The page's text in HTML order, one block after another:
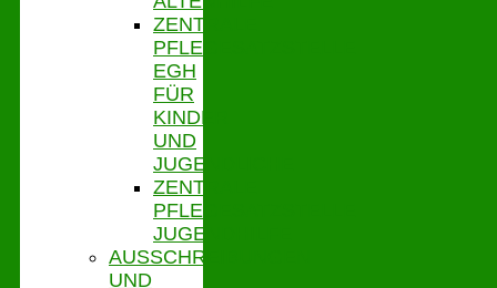
ZENTRALE
PFLEGESATZSTELLE
EGH
FÜR
KINDER
UND
JUGENDLICHE
ZENTRALE
PFLEGESATZSTELLE
JUGENDHILFE
AUSSCHREIBUNGEN
UND